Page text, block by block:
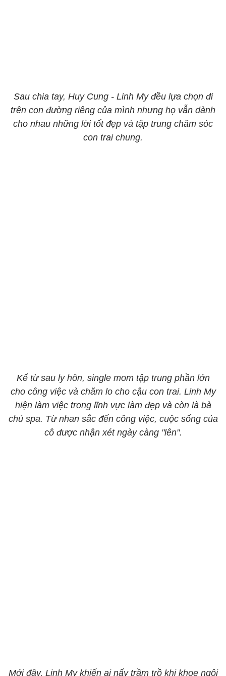
Sau chia tay, Huy Cung - Linh My đều lựa chọn đi
trên con đường riêng của mình nhưng họ vẫn dành
cho nhau những lời tốt đẹp và tập trung chăm sóc
con trai chung.
Kể từ sau ly hôn, single mom tập trung phần lớn
cho công việc và chăm lo cho cậu con trai. Linh My
hiện làm việc trong lĩnh vực làm đẹp và còn là bà
chủ spa. Từ nhan sắc đến công việc, cuộc sống của
cô được nhận xét ngày càng "lên".
Mới đây, Linh My khiến ai nấy trầm trồ khi khoe ngôi